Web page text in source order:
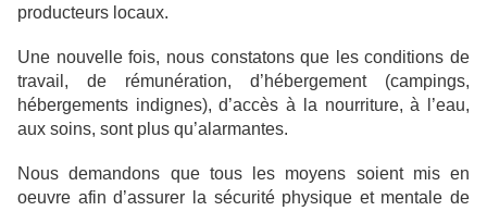
producteurs locaux.
Une nouvelle fois, nous constatons que les conditions de
travail, de rémunération, d’hébergement (campings,
hébergements indignes), d’accès à la nourriture, à l’eau,
aux soins, sont plus qu’alarmantes.
Nous demandons que tous les moyens soient mis en
oeuvre afin d’assurer la sécurité physique et mentale de